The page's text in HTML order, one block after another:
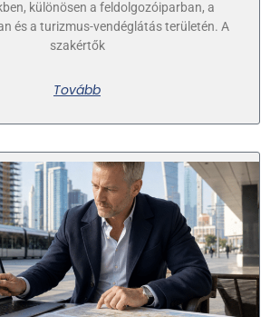
különösen a feldolgozóiparban, a
és a turizmus-vendéglátás területén. A
szakértők
Tovább